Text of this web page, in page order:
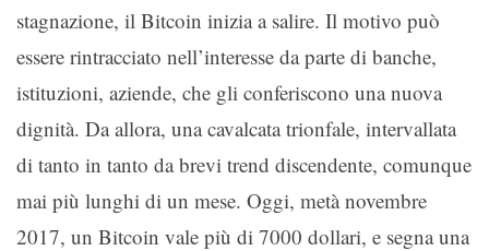
stagnazione, il Bitcoin inizia a salire. Il motivo può
essere rintracciato nell’interesse da parte di banche,
istituzioni, aziende, che gli conferiscono una nuova
dignità. Da allora, una cavalcata trionfale, intervallata
di tanto in tanto da brevi trend discendente, comunque
mai più lunghi di un mese. Oggi, metà novembre
2017, un Bitcoin vale più di 7000 dollari, e segna una